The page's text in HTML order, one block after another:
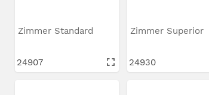
Zimmer Standard
24907
Zimmer Superior
24930